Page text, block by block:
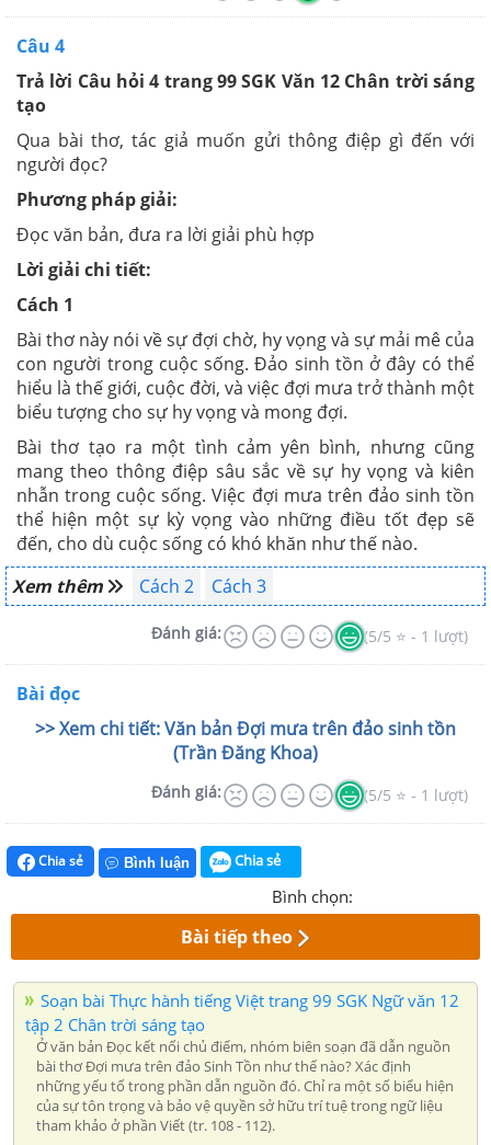
Câu 4
Trả lời Câu hỏi 4 trang 99 SGK Văn 12 Chân trời sáng
tạo
Qua bài thơ, tác giả muốn gửi thông điệp gì đến với
người đọc?
Phương pháp giải:
Đọc văn bản, đưa ra lời giải phù hợp
Lời giải chi tiết:
Cách 1
Bài thơ này nói về sự đợi chờ, hy vọng và sự mải mê của
con người trong cuộc sống. Đảo sinh tồn ở đây có thể
hiểu là thế giới, cuộc đời, và việc đợi mưa trở thành một
biểu tượng cho sự hy vọng và mong đợi.
Bài thơ tạo ra một tình cảm yên bình, nhưng cũng
mang theo thông điệp sâu sắc về sự hy vọng và kiên
nhẫn trong cuộc sống. Việc đợi mưa trên đảo sinh tồn
thể hiện một sự kỳ vọng vào những điều tốt đẹp sẽ
đến, cho dù cuộc sống có khó khăn như thế nào.
Xem thêm
Cách 2 Cách 3
Đánh giá: (5/5 ⭐ - 1 lượt)
Bài đọc
>> Xem chi tiết: Văn bản Đợi mưa trên đảo sinh tồn
(Trần Đăng Khoa)
Đánh giá: (5/5 ⭐ - 1 lượt)
Chia sẻ Bình luận Chia sẻ
Bình chọn:
Bài tiếp theo
Soạn bài Thực hành tiếng Việt trang 99 SGK Ngữ văn 12
tập 2 Chân trời sáng tạo
Ở văn bản Đọc kết nối chủ điểm, nhóm biên soạn đã dẫn nguồn
bài thơ Đợi mưa trên đảo Sinh Tồn như thế nào? Xác định
những yếu tố trong phần dẫn nguồn đó. Chỉ ra một số biểu hiện
của sự tôn trọng và bảo vệ quyền sở hữu trí tuệ trong ngữ liệu
tham khảo ở phần Viết (tr. 108 - 112).